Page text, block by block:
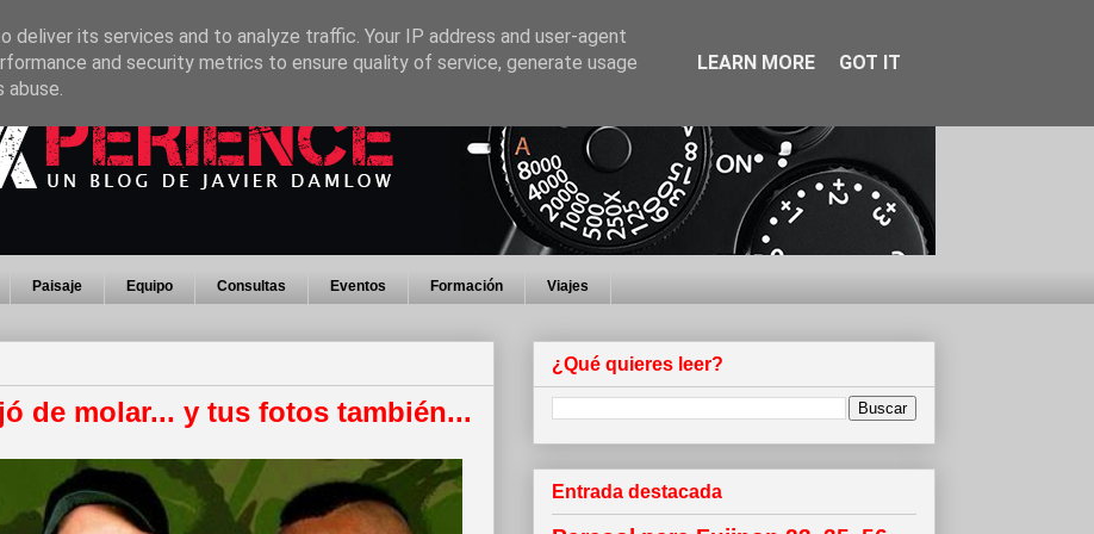
Paisaje Equipo Consultas Eventos Formación Viajes
de molar... y tus fotos también...
¿Qué quieres leer?
Entrada destacada
deliver its services and to analyze traffic. Your IP address and user-agent
and security metrics to ensure quality of service, generate usage
LEARN MORE GOT IT